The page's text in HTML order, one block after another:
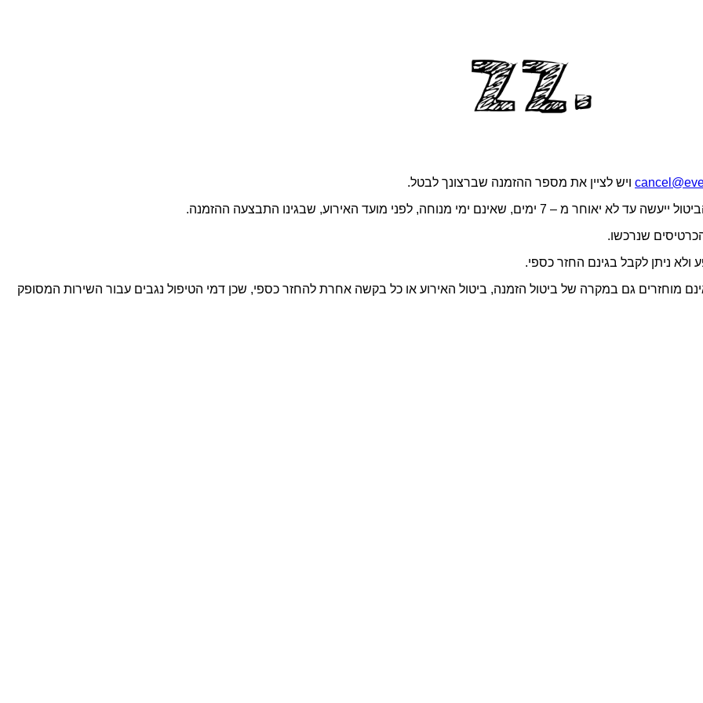
ויש לציין את מספר ההזמנה שברצונך לבטל.
לתנאי השימוש באתר, דמי הטיפול בגובה 5 ש״ח אינם מוחזרים גם במקרה של ביטול הזמנה, ביטול האירוע או כל בקשה אחרת להחזר כספי, שכן דמי הטיפול נגבים עבור השירות המסופק